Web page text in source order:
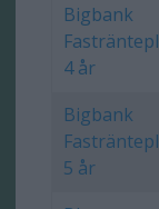
Bigbank
4 år
Bigbank
5 år